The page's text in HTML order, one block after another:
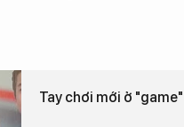
Tay chơi mới ở "game"